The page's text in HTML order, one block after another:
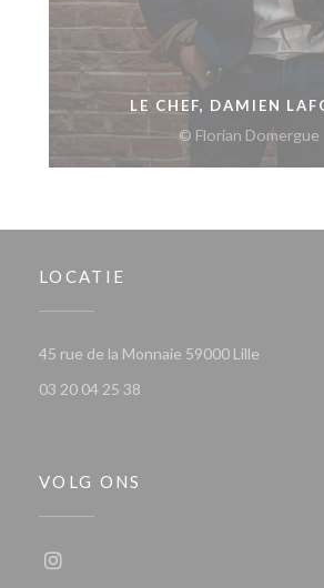
LE CHEF, DAMIEN
© Florian Domergue
LOCATIE
45 rue de la Monnaie 59000 Lille
03 20 04 25 38
VOLG ONS